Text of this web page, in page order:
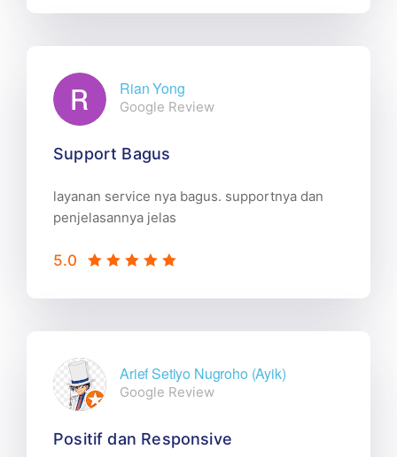
Rian Yong
Google Review
Support Bagus
layanan service nya bagus. supportnya dan
penjelasannya jelas
5.0
Arief Setiyo Nugroho (Ayik)
Google Review
Positif dan Responsive